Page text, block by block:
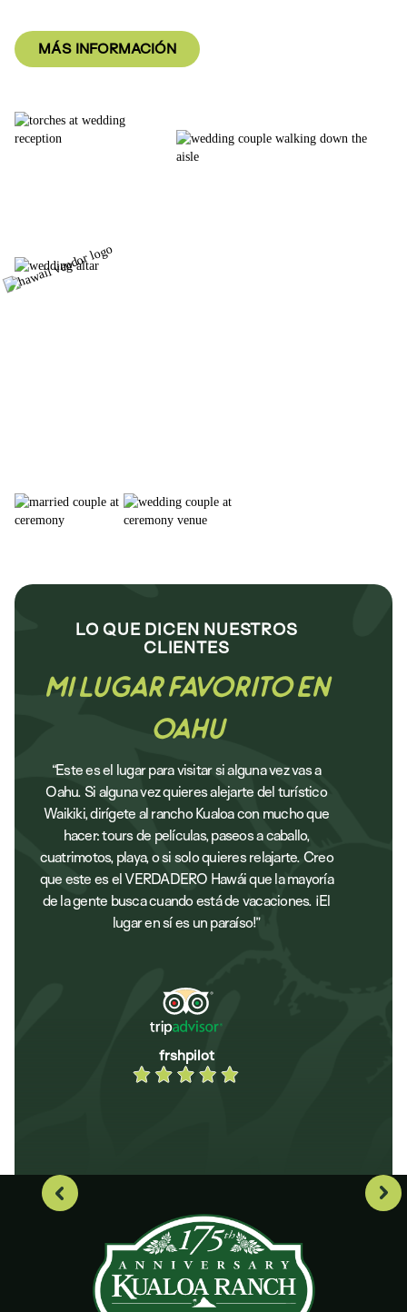
MÁS INFORMACIÓN
LO QUE DICEN NUESTROS
CLIENTES
Mi Lugar Favorito en
Oahu
“Este es el lugar para visitar si alguna vez vas a
Oahu. Si alguna vez quieres alejarte del turístico
Waikiki, dirígete al rancho Kualoa con mucho que
hacer: tours de películas, paseos a caballo,
cuatrimotos, playa, o si solo quieres relajarte. Creo
que este es el VERDADERO Hawái que la mayoría
de la gente busca cuando está de vacaciones. ¡El
lugar en sí es un paraíso!”
frshpilot